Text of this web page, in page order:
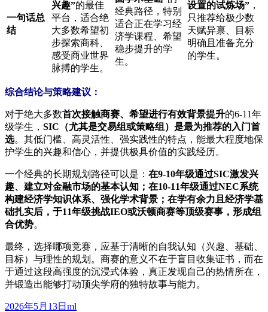
一句话总
结
兴趣”的最佳
平台，适合绝
大多数希望初
步探索商科、
感受商业世界
脉搏的学生。
经典路径，特别
适合正在学习经
济学课程、希望
稳步提升的学
生。
设置的试炼场” ，
只推荐给极少数
天赋异禀、目标
明确且准备充分
的学生。
综合结论与策略建议：
对于绝大多数首次接触商赛、希望进行有效背景提升的6-11年
级学生， SIC（尤其是交易组或策略组）是最为推荐的入门首
选。其低门槛、高灵活性、强实践性的特点，能最大程度地保
护学生的兴趣和信心，并提供极具价值的实践经历。
一个经典的长期规划路径可以是： 在9-10年级通过SIC激发兴
趣、建立对金融市场的基本认知；在10-11年级通过NEC系统
构建经济学知识体系、强化学术背景；在学有余力且经济学基
础扎实后，于11年级挑战IEO或沃顿商赛等顶级赛事，形成组
合优势。
最终，选择哪项竞赛，应基于清晰的自我认知（兴趣、基础、
目标）与理性的规划。商赛的意义不在于盲目收集证书，而在
于通过这段高强度的沉浸式体验，真正发现自己的热情所在，
并锻造出能够打动顶尖学府的独特故事与能力。
发
2026年5月13日 作
ml